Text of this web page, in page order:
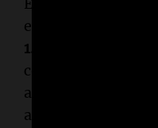
en la demanda de
1.832,96 pesos
aplica a las
afecta a aquellos